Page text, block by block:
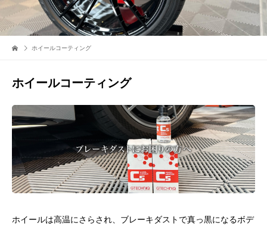
ホイールコーティング
ホイールコーティング
ホイールは高温にさらされ、ブレーキダストで真っ黒になるボデ